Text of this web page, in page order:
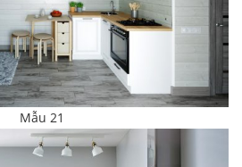
Mẫu 21